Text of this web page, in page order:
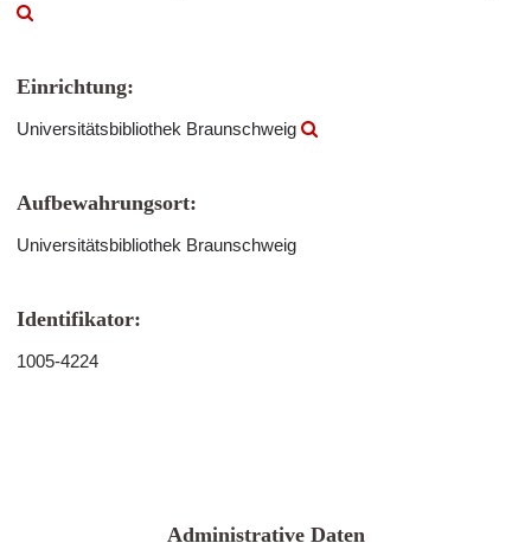
Einrichtung:
Universitätsbibliothek Braunschweig
Aufbewahrungsort:
Universitätsbibliothek Braunschweig
Identifikator:
1005-4224
Administrative Daten